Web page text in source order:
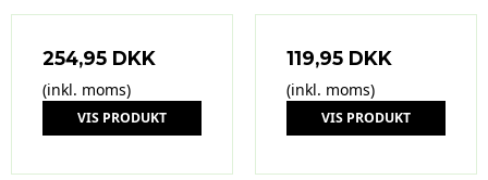
254,95 DKK
(inkl. moms)
VIS PRODUKT
119,95 DKK
(inkl. moms)
VIS PRODUKT